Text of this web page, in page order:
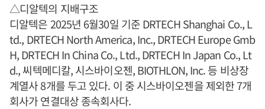
△디알텍의 지배구조
디알텍은 2025년 6월30일 기준 DRTECH Shanghai Co., L
td., DRTECH North America, Inc., DRTECH Europe Gmb
H, DRTECH In China Co., Ltd., DRTECH In Japan Co., Lt
d., 씨텍메디칼, 시스바이오젠, BIOTHLON, Inc. 등 비상장
계열사 8개를 두고 있다. 이 중 시스바이오젠을 제외한 7개
회사가 연결대상 종속회사다.